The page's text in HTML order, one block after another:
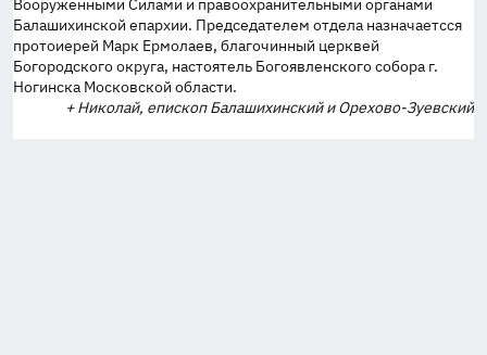
Вооруженными Силами и правоохранительными органами
Балашихинской епархии. Председателем отдела назначаетсся
протоиерей Марк Ермолаев, благочинный церквей
Богородского округа, настоятель Богоявленского собора г.
Ногинска Московской области.
+ Николай, епископ Балашихинский и Орехово-Зуевский